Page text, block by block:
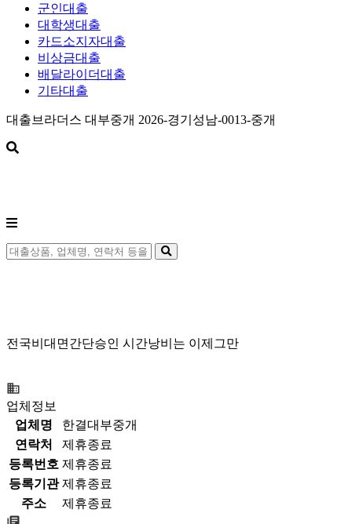
군인대출
대학생대출
카드소지자대출
비상금대출
배달라이더대출
기타대출
대출브라더스 대부중개 2026-경기성남-0013-중개
전국비대면간단승인 시간낭비는 이제그만
업체정보
업체명
한결대부중개
연락처
제휴종료
등록번호 제휴종료
등록기관 제휴종료
주소
제휴종료